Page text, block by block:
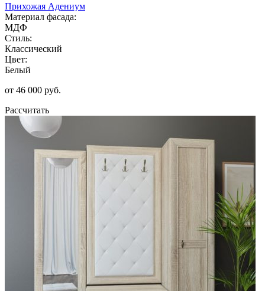
Прихожая Адениум
Материал фасада:
МДФ
Стиль:
Классический
Цвет:
Белый
от 46 000 руб.
Рассчитать